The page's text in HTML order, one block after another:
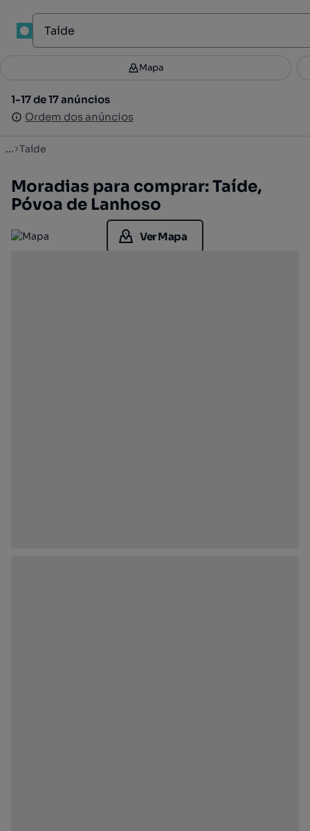
Filtros 2
1-17 de 17 anúncios
Ordem dos anúncios
Mapa
1-17 de 17 anúncios
Ordem dos anúncios
... Taíde
Moradias para comprar: Taíde,
Póvoa de Lanhoso
Ver Mapa